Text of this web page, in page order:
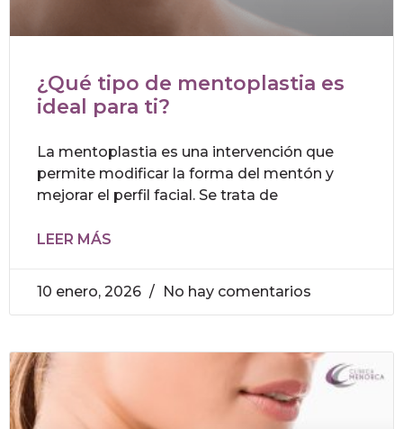
¿Qué tipo de mentoplastia es
ideal para ti?
La mentoplastia es una intervención que
permite modificar la forma del mentón y
mejorar el perfil facial. Se trata de
LEER MÁS
10 enero, 2026 No hay comentarios